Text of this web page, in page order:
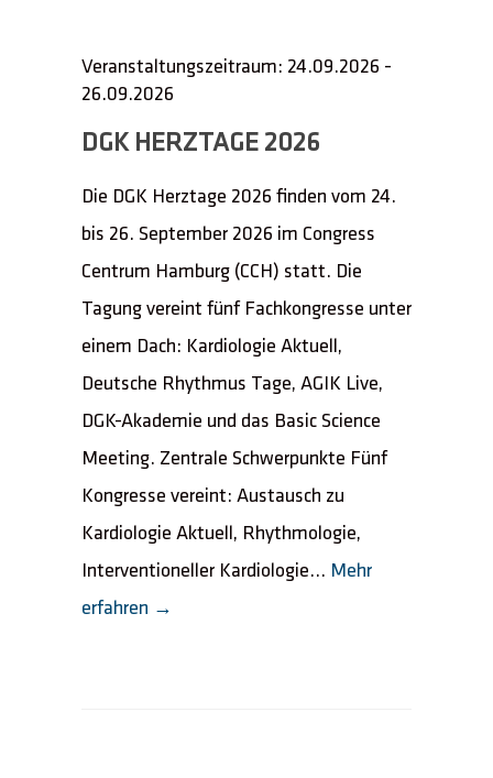
Veranstaltungszeitraum: 24.09.2026 -
26.09.2026
DGK HERZTAGE 2026
Die DGK Herztage 2026 finden vom 24.
bis 26. September 2026 im Congress
Centrum Hamburg (CCH) statt. Die
Tagung vereint fünf Fachkongresse unter
einem Dach: Kardiologie Aktuell,
Deutsche Rhythmus Tage, AGIK Live,
DGK-Akademie und das Basic Science
Meeting. Zentrale Schwerpunkte Fünf
Kongresse vereint: Austausch zu
Kardiologie Aktuell, Rhythmologie,
Interventioneller Kardiologie... Mehr
erfahren →